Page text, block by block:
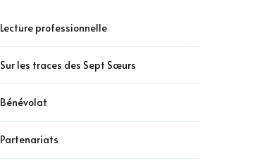
Lecture professionnelle
Sur les traces des Sept Sœurs
Bénévolat
Partenariats